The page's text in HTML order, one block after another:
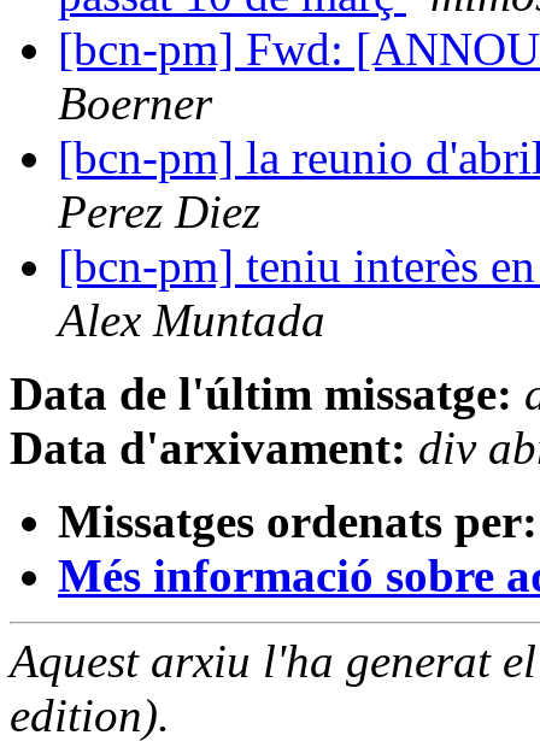
[bcn-pm] Fwd:
Boerner
[bcn-pm] la reunio
Perez Diez
[bcn-pm] teniu interès
Alex Muntada
Data de l'últim missatge:
Data d'arxivament: div
Missatges ordenats per:
Més informació sobre
Aquest arxiu l'ha generat
edition).